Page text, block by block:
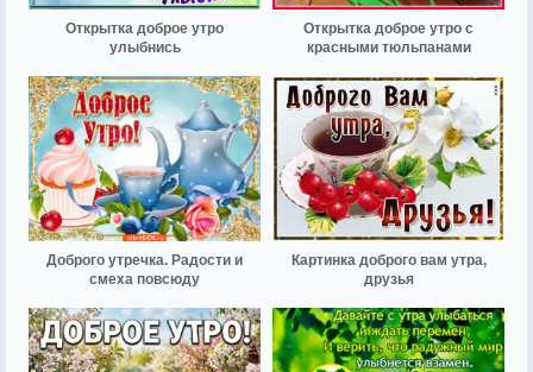
Открытка доброе утро
улыбнись
Открытка доброе утро с
красными тюльпанами
Доброго утречка. Радости и
смеха повсюду
Картинка доброго вам утра,
друзья